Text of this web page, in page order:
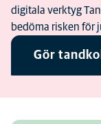
digitala verktyg
bedöma risken för
Gör